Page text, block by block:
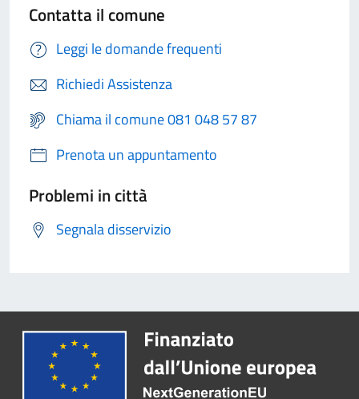
Contatta il comune
Leggi le domande frequenti
Richiedi Assistenza
Chiama il comune 081 048 57 87
Prenota un appuntamento
Problemi in città
Segnala disservizio